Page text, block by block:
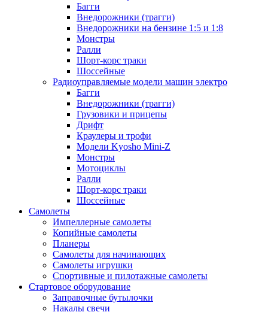
Багги
Внедорожники (трагги)
Внедорожники на бензине 1:5 и 1:8
Монстры
Ралли
Шорт-корс траки
Шоссейные
Радиоуправляемые модели машин электро
Багги
Внедорожники (трагги)
Грузовики и прицепы
Дрифт
Краулеры и трофи
Модели Kyosho Mini-Z
Монстры
Мотоциклы
Ралли
Шорт-корс траки
Шоссейные
Самолеты
Импеллерные самолеты
Копийные самолеты
Планеры
Самолеты для начинающих
Самолеты игрушки
Спортивные и пилотажные самолеты
Стартовое оборудование
Заправочные бутылочки
Накалы свечи